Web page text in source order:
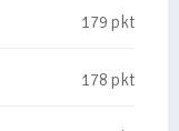
179 pkt
178 pkt